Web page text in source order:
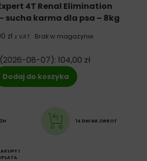
– 1428 mg
Białko surowe 15,8%, tłuszcz surowy
3,5%, popiół surowy 4%, wapń 0,7%,
3,9%
4T Renal Elimination
sucha karma dla psa – 8kg
zł z VAT Brak w magazynie
2026-08-07): 104,00 zł
Renal Elimination Dog- sucha
Dodaj do koszyka
14 DNI NA ZWROT
I